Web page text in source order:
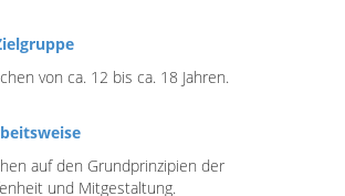
von ca. 12 bis ca. 18 Jahren.
auf den Grundprinzipien der
und Mitgestaltung.